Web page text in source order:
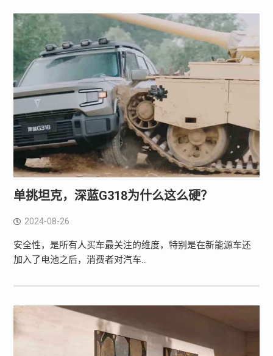
单挑坦克，深蓝G318为什么这么硬？
2024-08-26
安全性，是所有人买车最关注的维度，特别是在新能源车还
加入了电池之后，消费者对汽车…